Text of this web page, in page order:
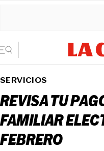
SERVICIOS
REVISA TU
FAMILIAR
FEBRERO